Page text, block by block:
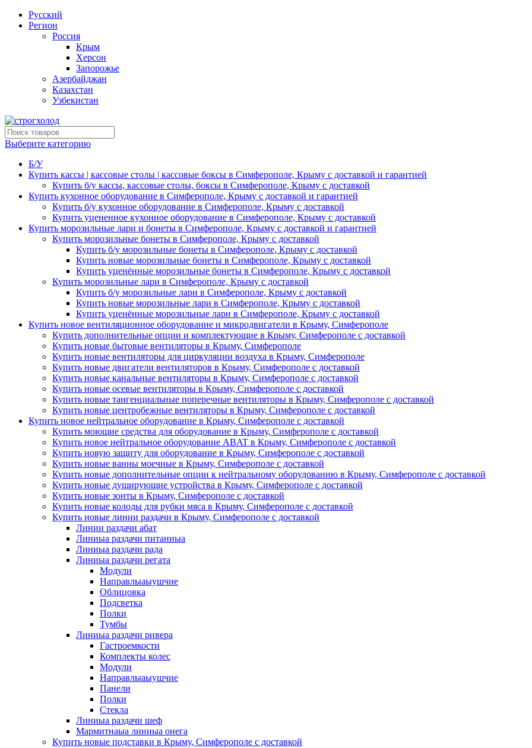
Русский
Регион
Россия
Крым
Херсон
Запорожье
Азербайджан
Казахстан
Узбекистан
Выберите категорию
Б/У
Купить кассы | кассовые столы | кассовые боксы в Симферополе, Крыму с доставкой и гарантией
Купить б/у кассы, кассовые столы, боксы в Симферополе, Крыму с доставкой
Купить кухонное оборудование в Симферополе, Крыму с доставкой и гарантией
Купить б/у кухонное оборудование в Симферополе, Крыму с доставкой
Купить уцененное кухонное оборудование в Симферополе, Крыму с доставкой
Купить морозильные лари и бонеты в Симферополе, Крыму с доставкой и гарантией
Купить морозильные бонеты в Симферополе, Крыму с доставкой
Купить б/у морозильные бонеты в Симферополе, Крыму с доставкой
Купить новые морозильные бонеты в Симферополе, Крыму с доставкой
Купить уценённые морозильные бонеты в Симферополе, Крыму с доставкой
Купить морозильные лари в Симферополе, Крыму с доставкой
Купить б/у морозильные лари в Симферополе, Крыму с доставкой
Купить новые морозильные лари в Симферополе, Крыму с доставкой
Купить уценённые морозильные лари в Симферополе, Крыму с доставкой
Купить новое вентиляционное оборудование и микродвигатели в Крыму, Симферополе
Купить дополнительные опции и комплектующие в Крыму, Симферополе с доставкой
Купить новые бытовые вентиляторы в Крыму, Симферополе
Купить новые вентиляторы для циркуляции воздуха в Крыму, Симферополе
Купить новые двигатели вентиляторов в Крыму, Симферополе с доставкой
Купить новые канальные вентиляторы в Крыму, Симферополе с доставкой
Купить новые осевые вентиляторы в Крыму, Симферополе с доставкой
Купить новые тангенциальные поперечные вентиляторы в Крыму, Симферополе с доставкой
Купить новые центробежные вентиляторы в Крыму, Симферополе с доставкой
Купить новое нейтральное оборудование в Крыму, Симферополе с доставкой
Купить моющие средства для оборудование в Крыму, Симферополе с доставкой
Купить новое нейтральное оборудование ABAT в Крыму, Симферополе с доставкой
Купить новую защиту для оборудование в Крыму, Симферополе с доставкой
Купить новые ванны моечные в Крыму, Симферополе с доставкой
Купить новые дополнительные опции к нейтральному оборудованию в Крыму, Симферополе с доставкой
Купить новые душирующие устройства в Крыму, Симферополе с доставкой
Купить новые зонты в Крыму, Симферополе с доставкой
Купить новые колоды для рубки мяса в Крыму, Симферополе с доставкой
Купить новые линии раздачи в Крыму, Симферополе с доставкой
Линии раздачи абат
Линиыа раздачи питаниыа
Линиыа раздачи рада
Линиыа раздачи регата
Модули
Направлыаыушчие
Облицовка
Подсветка
Полки
Тумбы
Линиыа раздачи ривера
Гастроемкости
Комплекты колес
Модули
Направлыаыушчие
Панели
Полки
Стекла
Линиыа раздачи шеф
Мармитнаыа линиыа онега
Купить новые подставки в Крыму, Симферополе с доставкой